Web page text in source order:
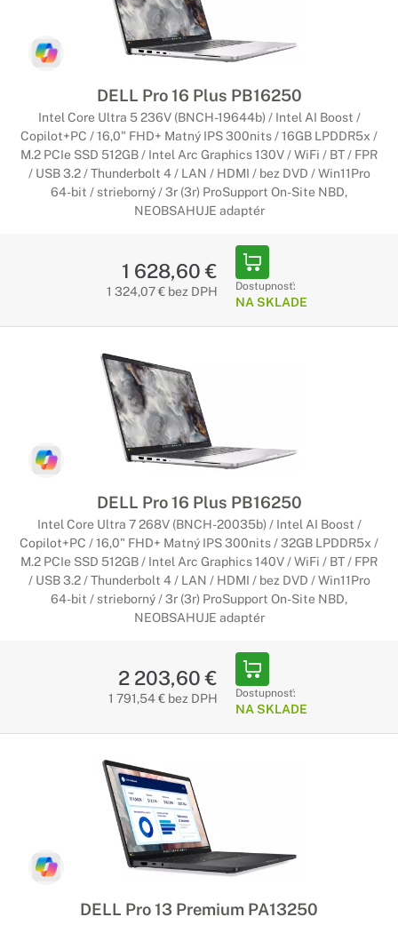
DELL Pro 16 Plus PB16250
Intel Core Ultra 5 236V (BNCH-19644b) / Intel AI Boost /
Copilot+PC / 16,0" FHD+ Matný IPS 300nits / 16GB LPDDR5x /
M.2 PCIe SSD 512GB / Intel Arc Graphics 130V / WiFi / BT / FPR
/ USB 3.2 / Thunderbolt 4 / LAN / HDMI / bez DVD / Win11Pro
64-bit / strieborný / 3r (3r) ProSupport On-Site NBD,
NEOBSAHUJE adaptér
1 628,60 €
1 324,07 € bez DPH Dostupnosť:
NA SKLADE
DELL Pro 16 Plus PB16250
Intel Core Ultra 7 268V (BNCH-20035b) / Intel AI Boost /
Copilot+PC / 16,0" FHD+ Matný IPS 300nits / 32GB LPDDR5x /
M.2 PCIe SSD 512GB / Intel Arc Graphics 140V / WiFi / BT / FPR
/ USB 3.2 / Thunderbolt 4 / LAN / HDMI / bez DVD / Win11Pro
64-bit / strieborný / 3r (3r) ProSupport On-Site NBD,
NEOBSAHUJE adaptér
2 203,60 €
1 791,54 € bez DPH Dostupnosť:
NA SKLADE
DELL Pro 13 Premium PA13250